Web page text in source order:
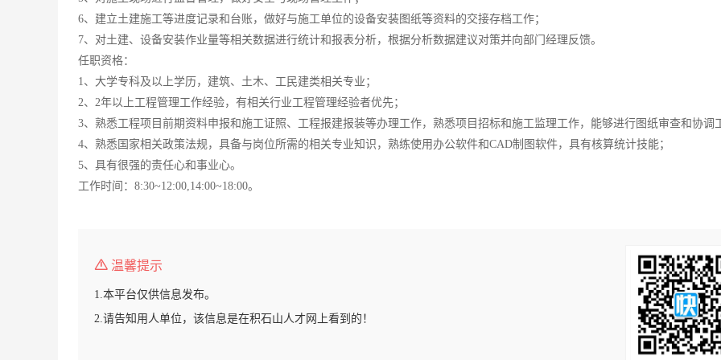
6、建立土建施工等进度记录和台账，做好与施工单位的设备安装图纸等资料的交接存档工作；
7、对土建、设备安装作业量等相关数据进行统计和报表分析，根据分析数据建议对策并向部门经理反馈。
任职资格：
1、大学专科及以上学历，建筑、土木、工民建类相关专业；
2、2年以上工程管理工作经验，有相关行业工程管理经验者优先；
3、熟悉工程项目前期资料申报和施工证照、工程报建报装等办理工作，熟悉项目招标和施工监理工作，能够进行图纸审查和协调
4、熟悉国家相关政策法规，具备与岗位所需的相关专业知识，熟练使用办公软件和CAD制图软件，具有核算统计技能；
5、具有很强的责任心和事业心。
工作时间：8:30~12:00,14:00~18:00。
温馨提示
1.本平台仅供信息发布。
2.请告知用人单位，该信息是在积石山人才网上看到的！